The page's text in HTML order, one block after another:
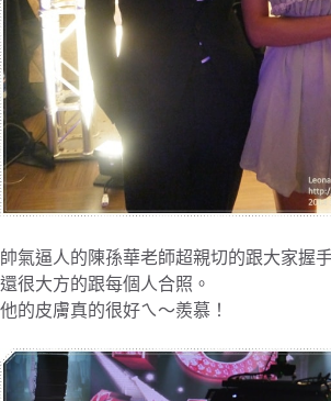
帥氣逼人的陳孫華老師超親切的跟大家握
還很大方的跟每個人合照。
他的皮膚真的很好ㄟ～羨慕！